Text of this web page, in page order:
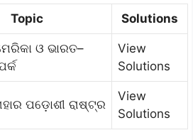
Topic Solutions
ଓ ଭାରତ–
View
Solutions
ପଡ଼ୋଶୀ ରାଷ୍ଟ୍ର
View
Solutions